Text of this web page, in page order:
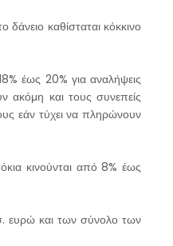
καθίσταται κόκκινο
έως 20% για αναλήψεις
ακόμη και τους συνεπείς
εάν τύχει να πληρώνουν
κινούνται από 8% έως
ευρώ και των σύνολο των